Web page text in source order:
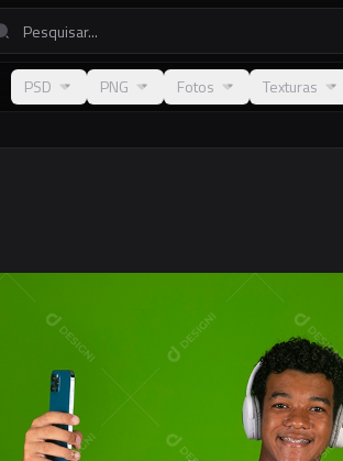
PSD PNG Fotos Texturas